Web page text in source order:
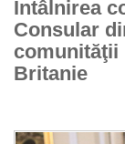
Ȋntâlnirea
Consular
comunităţii
Britanie